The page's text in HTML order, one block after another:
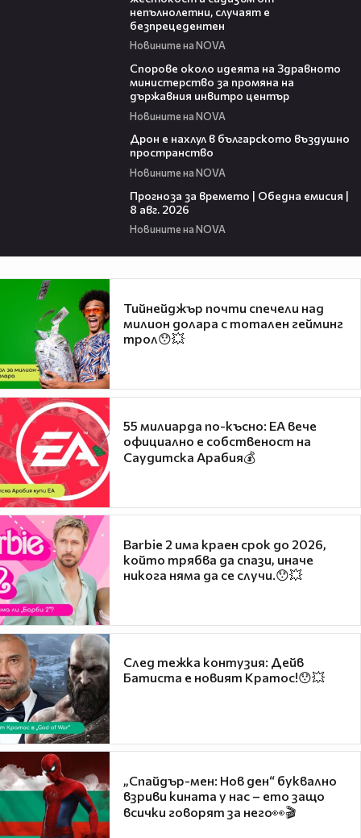
непълнолетни, случаят е
безпрецедентен
Новините на NOVA
Спорове около идеята на Здравното
министерство за промяна на
държавния инвитро център
Новините на NOVA
Дрон е нахлул в българското въздушно
пространство
Новините на NOVA
Прогноза за времето | Обедна емисия |
8 авг. 2026
Новините на NOVA
Тийнейджър почти спечели над
милион долара с тотален гейминг
трол😯💥
55 милиарда по-късно: EA вече
официално е собственост на
Саудитска Арабия💰
Barbie 2 има краен срок до 2026,
който трябва да спази, иначе
никога няма да се случи.😯💥
След тежка контузия: Дейв
Батиста е новият Кратос!😯💥
„Спайдър-мен: Нов ден“ буквално
взриви кината у нас – ето защо
всички говорят за него👀🎬